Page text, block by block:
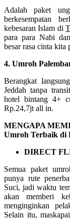
Adalah paket
berkesempatan
kebesaran Islam di
para para Nabi
besar rasa cinta kita
4. Umroh
Berangkat
Jeddah tanpa
hotel bintang 4+
Rp.24,7jt all in.
MENGAPA
Umroh Terbaik di
DIRECT
Semua paket
punya rute
Suci, jadi waktu
akan memberi
menginginkan
Selain itu,